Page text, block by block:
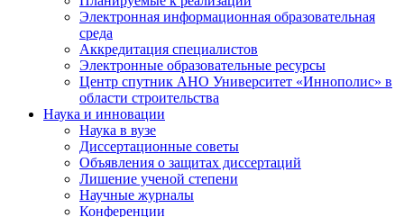
Электронная информационная образовательная
среда
Аккредитация специалистов
Электронные образовательные ресурсы
Центр спутник АНО Университет «Иннополис» в
области строительства
Наука и инновации
Наука в вузе
Диссертационные советы
Объявления о защитах диссертаций
Лишение ученой степени
Научные журналы
Конференции